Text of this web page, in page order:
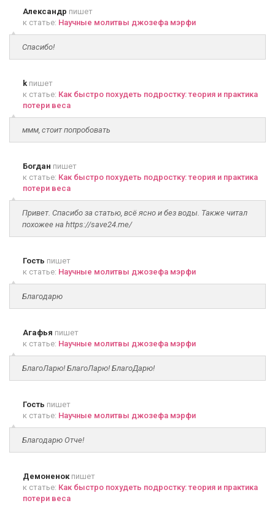
Александр пишет
к статье: Научные молитвы джозефа мэрфи
Спасибо!
k пишет
к статье: Как быстро похудеть подростку: теория и практика
потери веса
ммм, стоит попробовать
Богдан пишет
к статье: Как быстро похудеть подростку: теория и практика
потери веса
Привет. Спасибо за статью, всё ясно и без воды. Также читал
похожее на https://save24.me/
Гость пишет
к статье: Научные молитвы джозефа мэрфи
Благодарю
Агафья пишет
к статье: Научные молитвы джозефа мэрфи
БлагоЛарю! БлагоЛарю! БлагоДарю!
Гость пишет
к статье: Научные молитвы джозефа мэрфи
Благодарю Отче!
Демоненокпишет
к статье: Как быстро похудеть подростку: теория и практика
потери веса